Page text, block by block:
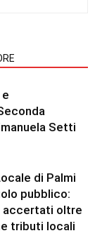
Setti
di Palmi
pubblico:
accertati oltre
tributi locali